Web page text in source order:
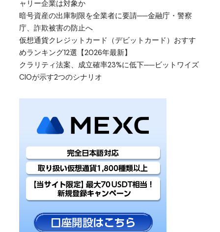
ャリー企業は対象か
暗号資産の出庫制限を全業者に要請──金融庁・警察
庁、詐欺被害の防止へ
仮想通貨クレジットカード（デビットカード）おすす
めランキング12選【2026年最新】
クラリティ法案、成立確率23%に低下──ビットワイズ
CIOが示す2つのシナリオ